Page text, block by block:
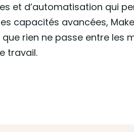
et d’automatisation qui
capacités avancées,
rien ne passe entre les
travail.